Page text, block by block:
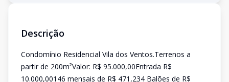
Descrição
Condomínio Residencial Vila dos Ventos.Terrenos a
partir de 200m²Valor: R$ 95.000,00Entrada R$
10.000,00146 mensais de R$ 471,234 Balões de R$